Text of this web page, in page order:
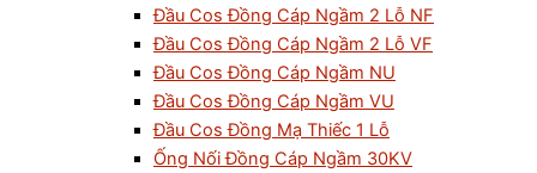
Đầu Cos Đồng Cáp Ngầm 2 Lỗ NF
Đầu Cos Đồng Cáp Ngầm 2 Lỗ VF
Đầu Cos Đồng Cáp Ngầm NU
Đầu Cos Đồng Cáp Ngầm VU
Đầu Cos Đồng Mạ Thiếc 1 Lỗ
Ống Nối Đồng Cáp Ngầm 30KV